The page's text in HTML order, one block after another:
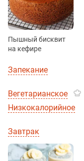
Пышный бисквит
на кефире
Запекание
Вегетарианское
Низкокалорийное
Завтрак